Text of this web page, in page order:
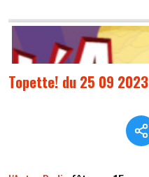
Topette! du 25 09 2023